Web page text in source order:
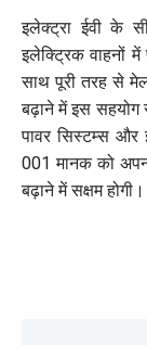
इलेक्ट्रा ईवी के
इलेक्ट्रिक वाहनों
साथ पूरी तरह से
बढ़ाने में इस सहयोग
पावर सिस्टम्स और
001 मानक को
बढ़ाने में सक्षम होगी।